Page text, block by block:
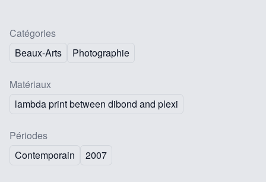
Catégories
Beaux-Arts
Photographie
Matériaux
lambda print between dibond and plexi
Périodes
Contemporain
2007